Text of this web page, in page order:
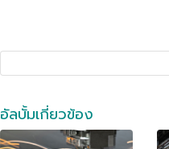
อัลบั้มเกี่ยวข้อง